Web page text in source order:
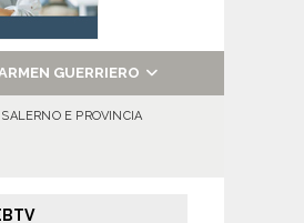
GUERRIERO
SALERNO E PROVINCIA